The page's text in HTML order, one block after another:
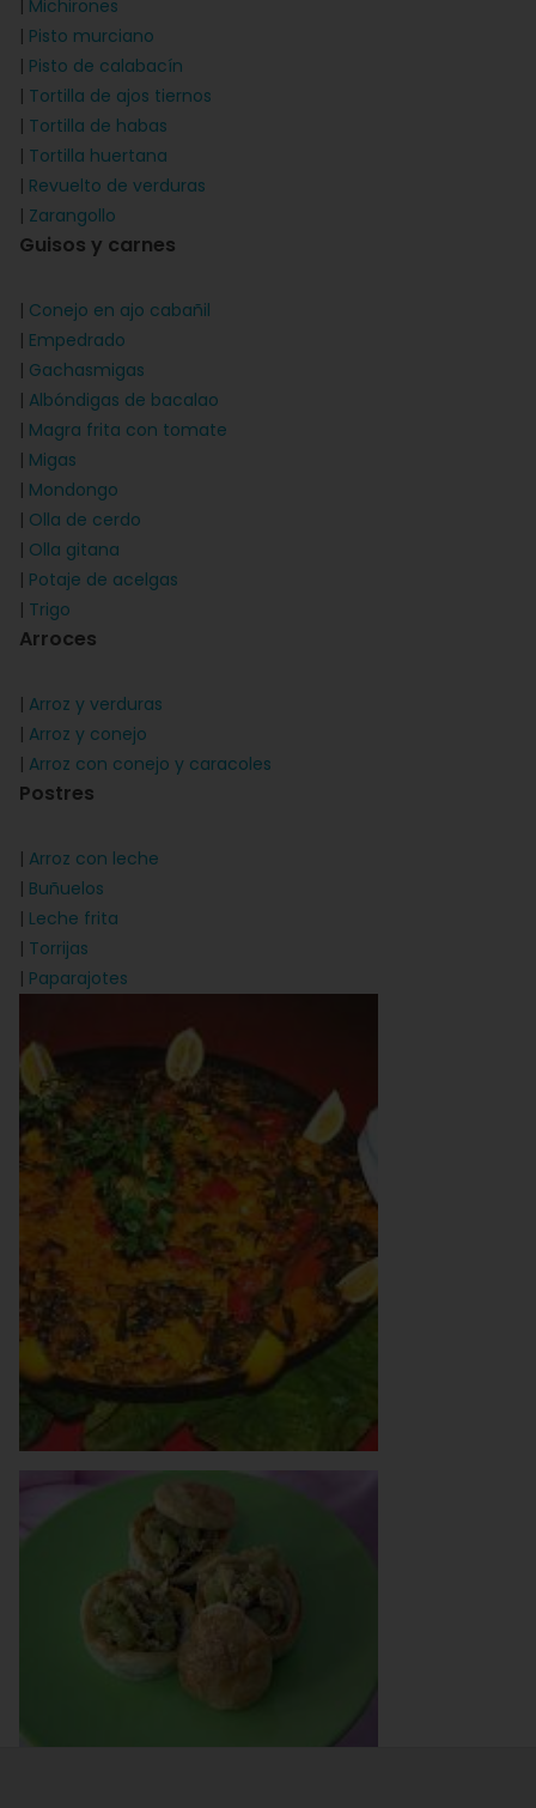
| Michirones
| Pisto murciano
| Pisto de calabacín
| Tortilla de ajos tiernos
| Tortilla de habas
| Tortilla huertana
| Revuelto de verduras
| Zarangollo
Guisos y carnes
| Conejo en ajo cabañil
| Empedrado
| Gachasmigas
| Albóndigas de bacalao
| Magra frita con tomate
| Migas
| Mondongo
| Olla de cerdo
| Olla gitana
| Potaje de acelgas
| Trigo
Arroces
| Arroz y verduras
| Arroz y conejo
| Arroz con conejo y caracoles
Postres
| Arroz con leche
| Buñuelos
| Leche frita
| Torrijas
| Paparajotes